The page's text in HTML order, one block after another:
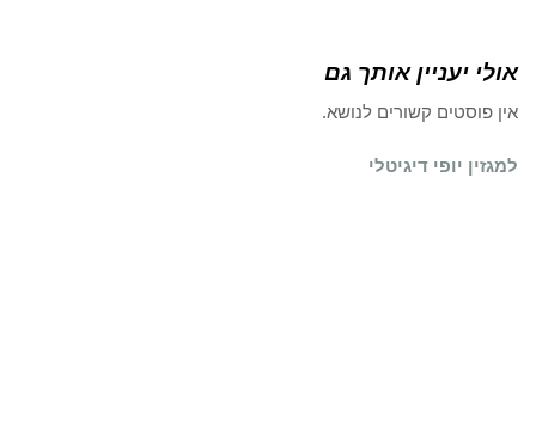
אולי יעניין אותך גם
אין פוסטים קשורים לנושא.
למגזין יופי דיגיטלי